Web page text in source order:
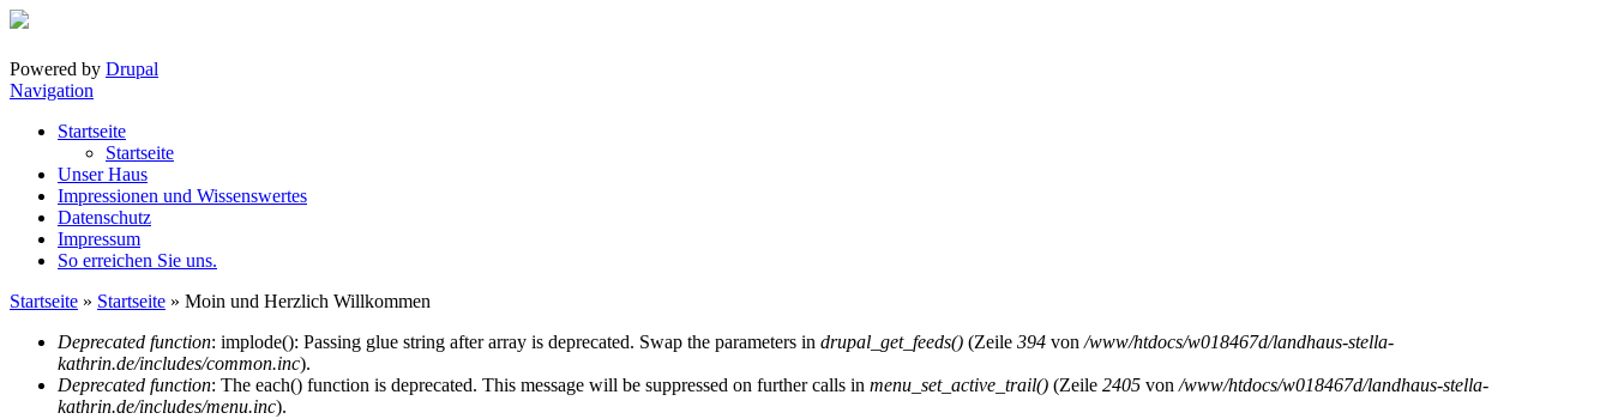
Direkt zum Inhalt
Powered by Drupal
Navigation
Startseite
Startseite
Unser Haus
Impressionen und Wissenswertes
Datenschutz
Impressum
So erreichen Sie uns.
Sie sind hier
Startseite » Startseite » Moin und Herzlich Willkommen
Fehlermeldung
Deprecated function: implode(): Passing glue string after array is deprecated. Swap the parameters in drupal_get_feeds() (Zeile 394 von/www/htdocs/w018467d/landhaus-stella-
kathrin.de/includes/common.inc).
Deprecated function: The each() function is deprecated. This message will be suppressed on further calls in menu_set_active_trail() (Zeile 2405 von/www/htdocs/w018467d/landhaus-stella-
kathrin.de/includes/menu.inc).